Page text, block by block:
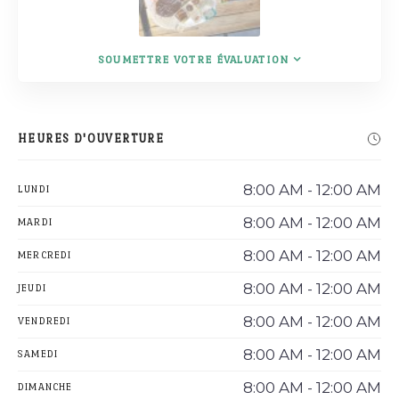
SOUMETTRE VOTRE ÉVALUATION
HEURES D'OUVERTURE
LUNDI 8:00 AM - 12:00 AM
MARDI 8:00 AM - 12:00 AM
MERCREDI 8:00 AM - 12:00 AM
JEUDI 8:00 AM - 12:00 AM
VENDREDI 8:00 AM - 12:00 AM
SAMEDI 8:00 AM - 12:00 AM
DIMANCHE 8:00 AM - 12:00 AM